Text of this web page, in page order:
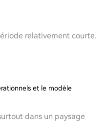
relativement courte.
et le modèle
dans un paysage